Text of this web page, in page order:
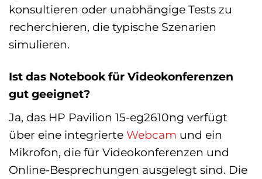
konsultieren oder unabhängige Tests zu
recherchieren, die typische Szenarien
simulieren.
Ist das Notebook für Videokonferenzen
gut geeignet?
Ja, das HP Pavilion 15-eg2610ng verfügt
über eine integrierte Webcam und ein
Mikrofon, die für Videokonferenzen und
Online-Besprechungen ausgelegt sind. Die